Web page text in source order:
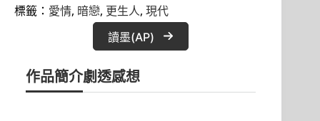
標籤： 愛情, 暗戀, 更生人, 現代
讀墨(AP)
作品簡介劇透感想